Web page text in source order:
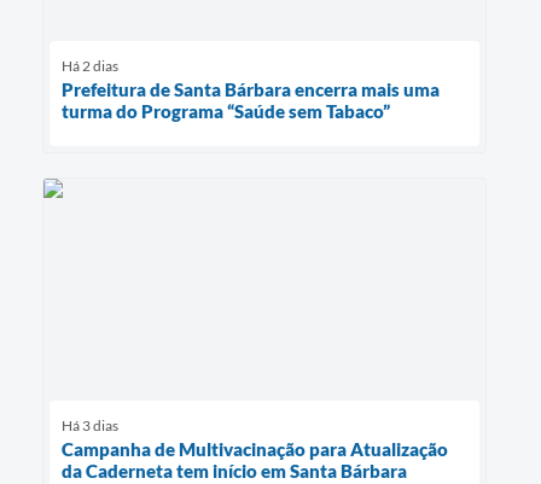
Há 2 dias
Prefeitura de Santa Bárbara encerra mais uma
turma do Programa “Saúde sem Tabaco”
Há 3 dias
Campanha de Multivacinação para Atualização
da Caderneta tem início em Santa Bárbara